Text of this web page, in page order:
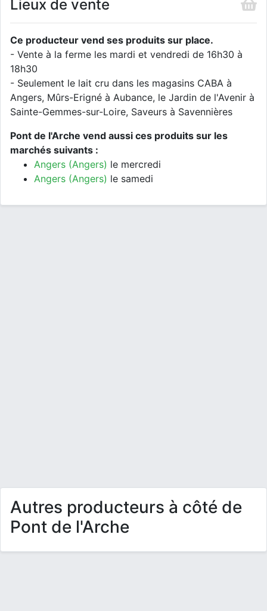
Lieux de vente
Ce producteur vend ses produits sur place.
- Vente à la ferme les mardi et vendredi de 16h30 à
18h30
- Seulement le lait cru dans les magasins CABA à
Angers, Mûrs-Erigné à Aubance, le Jardin de l'Avenir à
Sainte-Gemmes-sur-Loire, Saveurs à Savennières
Pont de l'Arche vend aussi ces produits sur les
marchés suivants :
Angers (Angers) le mercredi
Angers (Angers) le samedi
Autres producteurs à côté de
Pont de l'Arche